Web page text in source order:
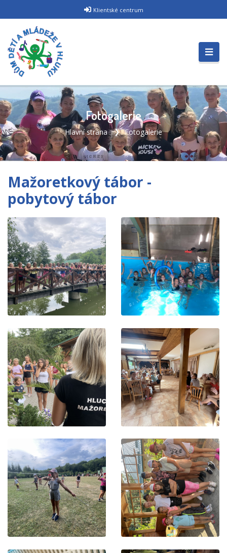
Klientské centrum
Fotogalerie
Hlavní strana Fotogalerie
Mažoretkový tábor -
pobytový tábor